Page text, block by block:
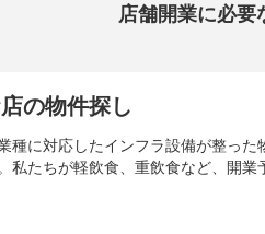
店舗開業に必要
の物件探し
種に対応したインフラ設備が整っ
私たちが軽飲食、重飲食など、開業